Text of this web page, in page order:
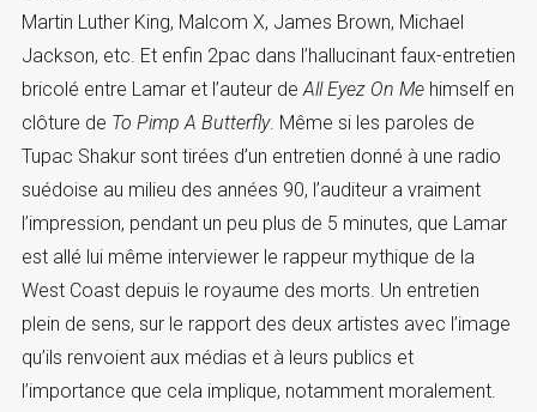
Martin Luther King, Malcom X, James Brown, Michael
Jackson, etc. Et enfin 2pac dans l’hallucinant faux-entretien
bricolé entre Lamar et l’auteur deAll Eyez On Mehimself en
clôture de To Pimp A Butterfly. Même si les paroles de
Tupac Shakur sont tirées d’un entretien donné à une radio
suédoise au milieu des années 90, l’auditeur a vraiment
l’impression, pendant un peu plus de 5 minutes, que Lamar
est allé lui même interviewer le rappeur mythique de la
West Coast depuis le royaume des morts. Un entretien
plein de sens, sur le rapport des deux artistes avec l’image
qu’ils renvoient aux médias et à leurs publics et
l’importance que cela implique, notamment moralement.